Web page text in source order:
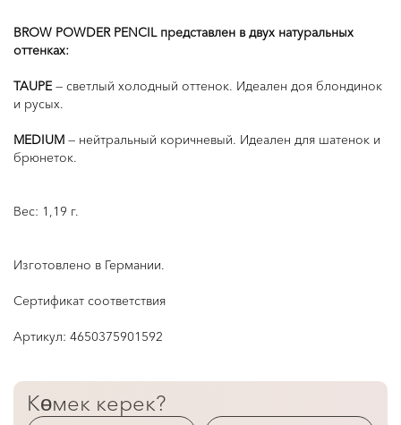
BROW POWDER PENCIL представлен в двух натуральных
оттенках:
TAUPE— светлый холодный оттенок. Идеален доя блондинок
и русых.
MEDIUM — нейтральный коричневый. Идеален для шатенок и
брюнеток.
Вес: 1,19 г.
Изготовлено в Германии.
Сертификат соответствия
Артикул: 4650375901592
Көмек керек?